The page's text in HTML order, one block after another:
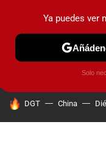
PRUEBAS COCHES
HOY SE HABLA DE
DGT China
Ya puedes ver
Solo